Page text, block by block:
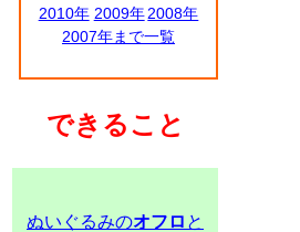
2010年 2009年 2008年
2007年まで一覧
できること
ぬいぐるみのオフロ と